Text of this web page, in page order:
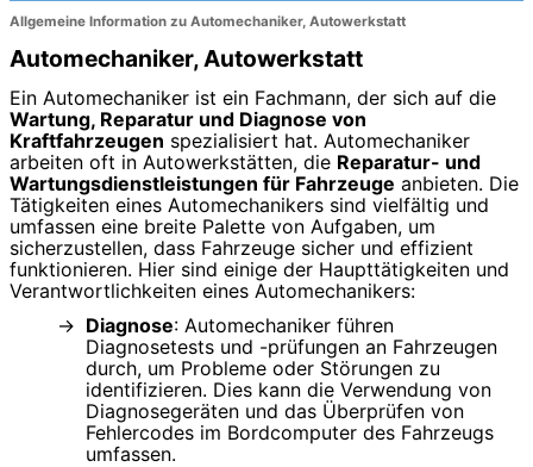
Allgemeine Information zu Automechaniker, Autowerkstatt
Automechaniker, Autowerkstatt
Ein Automechaniker ist ein Fachmann, der sich auf die
Wartung, Reparatur und Diagnose von
Kraftfahrzeugen spezialisiert hat. Automechaniker
arbeiten oft in Autowerkstätten, die Reparatur- und
Wartungsdienstleistungen für Fahrzeuge anbieten. Die
Tätigkeiten eines Automechanikers sind vielfältig und
umfassen eine breite Palette von Aufgaben, um
sicherzustellen, dass Fahrzeuge sicher und effizient
funktionieren. Hier sind einige der Haupttätigkeiten und
Verantwortlichkeiten eines Automechanikers:
Diagnose: Automechaniker führen
Diagnosetests und -prüfungen an Fahrzeugen
durch, um Probleme oder Störungen zu
identifizieren. Dies kann die Verwendung von
Diagnosegeräten und das Überprüfen von
Fehlercodes im Bordcomputer des Fahrzeugs
umfassen.